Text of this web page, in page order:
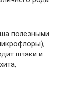
полезными
шлаки и